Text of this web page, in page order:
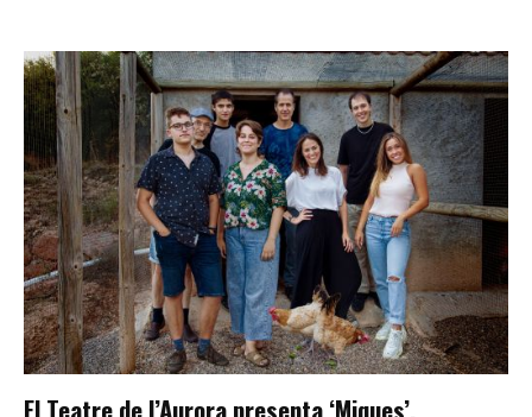
El Teatre de l’Aurora presenta ‘Miques’,